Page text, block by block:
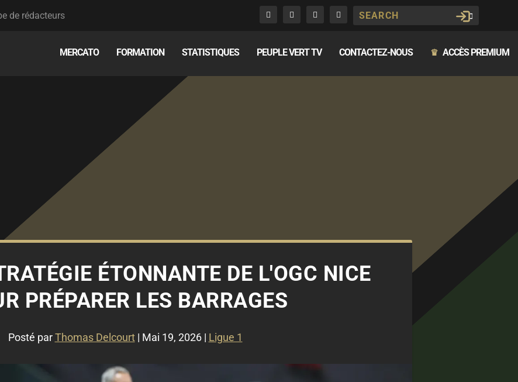
de rédacteurs
MERCATO FORMATION STATISTIQUES PEUPLE VERT TV CONTACTEZ-NOUS ♛ ACCÈS PREMIUM
ÉTONNANTE DE L'OGC NICE
PRÉPARER LES BARRAGES
Posté parThomas Delcourt| Mai 19, 2026| Ligue 1